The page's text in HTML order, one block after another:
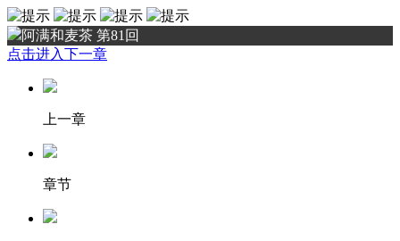
阿满和麦茶 第81回
点击进入下一章
上一章
章节